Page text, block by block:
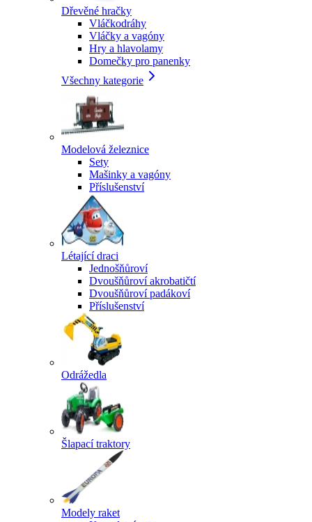
Dřevěné hračky
Vláčkodráhy
Vláčky a vagóny
Hry a hlavolamy
Domečky pro panenky
Všechny kategorie
Modelová železnice
Sety
Mašinky a vagóny
Příslušenství
Létající draci
Jednošňůroví
Dvoušňůroví akrobatičtí
Dvoušňůroví padákoví
Příslušenství
Odrážedla
Šlapací traktory
Modely raket